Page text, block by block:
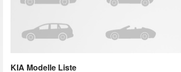
KIA Modelle Liste